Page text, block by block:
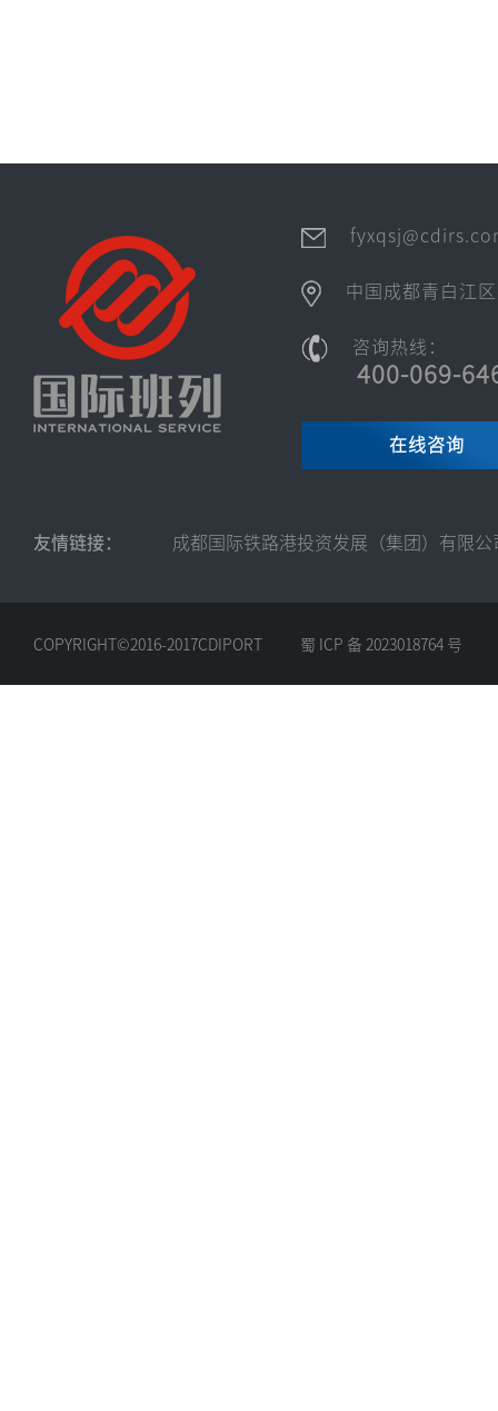
中国成都青白江
咨询热线：
400-069-
在线咨询
友情链接： 成都国际铁路港投资发展（集团）有限公
COPYRIGHT©2016-2017CDIPORT 蜀 ICP 备 2023018764 号